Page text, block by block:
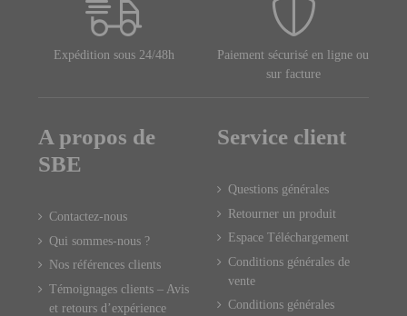
Expédition sous 24/48h
Paiement sécurisé en ligne ou
sur facture
A propos de
SBE
Contactez-nous
Qui sommes-nous ?
Nos références clients
Témoignages clients – Avis
et retours d’expérience
Service client
Questions générales
Retourner un produit
Espace Téléchargement
Conditions générales de
vente
Conditions générales